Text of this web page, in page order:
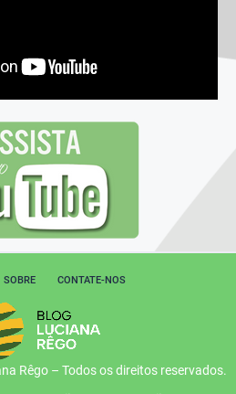
SOBRE CONTATE-NOS
Rêgo – Todos os direitos reservados.